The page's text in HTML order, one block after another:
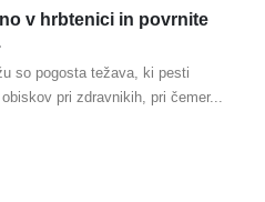
v hrbtenici in povrnite
so pogosta težava, ki pesti
pri zdravnikih, pri čemer...